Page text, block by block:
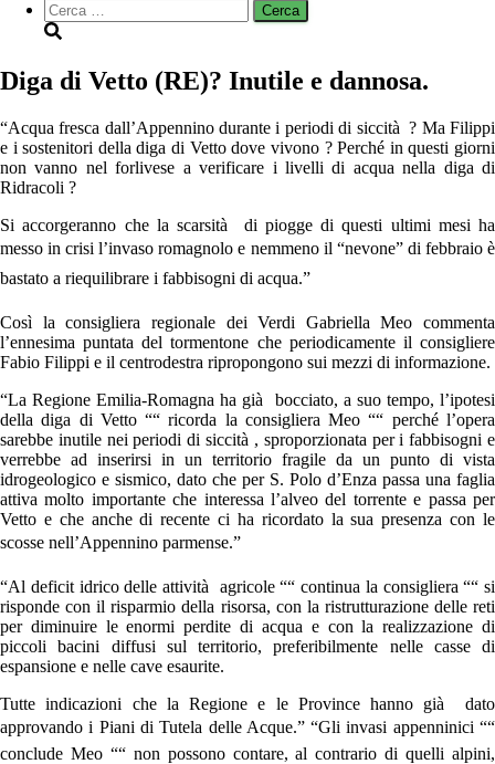
Ricerca
per:
Diga di Vetto (RE)? Inutile e dannosa.
“Acqua fresca dall’Appennino durante i periodi di siccità ? Ma Filippi
e i sostenitori della diga di Vetto dove vivono ? Perché in questi giorni
non vanno nel forlivese a verificare i livelli di acqua nella diga di
Ridracoli ?
Si accorgeranno che la scarsità di piogge di questi ultimi mesi ha
messo in crisi l’invaso romagnolo e nemmeno il “nevone” di febbraio è
bastato a riequilibrare i fabbisogni di acqua.”
Così la consigliera regionale dei Verdi Gabriella Meo commenta
l’ennesima puntata del tormentone che periodicamente il consigliere
Fabio Filippi e il centrodestra ripropongono sui mezzi di informazione.
“La Regione Emilia-Romagna ha già bocciato, a suo tempo, l’ipotesi
della diga di Vetto ““ ricorda la consigliera Meo ““ perché l’opera
sarebbe inutile nei periodi di siccità , sproporzionata per i fabbisogni e
verrebbe ad inserirsi in un territorio fragile da un punto di vista
idrogeologico e sismico, dato che per S. Polo d’Enza passa una faglia
attiva molto importante che interessa l’alveo del torrente e passa per
Vetto e che anche di recente ci ha ricordato la sua presenza con le
scosse nell’Appennino parmense.”
“Al deficit idrico delle attività agricole ““ continua la consigliera ““ si
risponde con il risparmio della risorsa, con la ristrutturazione delle reti
per diminuire le enormi perdite di acqua e con la realizzazione di
piccoli bacini diffusi sul territorio, preferibilmente nelle casse di
espansione e nelle cave esaurite.
Tutte indicazioni che la Regione e le Province hanno già dato
approvando i Piani di Tutela delle Acque.” “Gli invasi appenninici ““
conclude Meo ““ non possono contare, al contrario di quelli alpini,